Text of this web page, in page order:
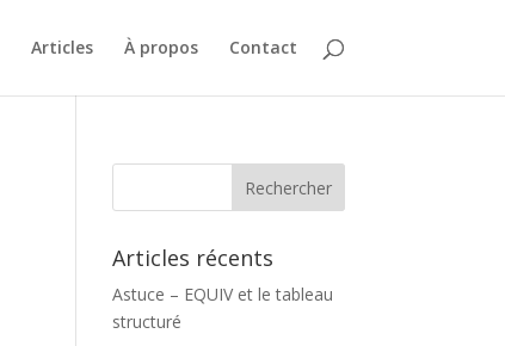
Articles À propos Contact
Articles récents
Astuce – EQUIV et le tableau
structuré